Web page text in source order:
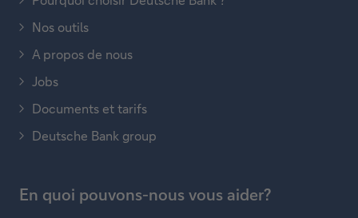
Nos outils
A propos de nous
Jobs
Documents et tarifs
Deutsche Bank group
En quoi pouvons-nous vous aider?